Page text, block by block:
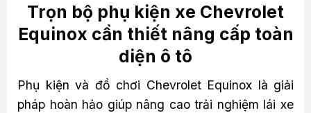
Trọn bộ phụ kiện xe Chevrolet
Equinox cần thiết nâng cấp toàn
diện ô tô
Phụ kiện và đồ chơi Chevrolet Equinox là giải
pháp hoàn hảo giúp nâng cao trải nghiệm lái xe